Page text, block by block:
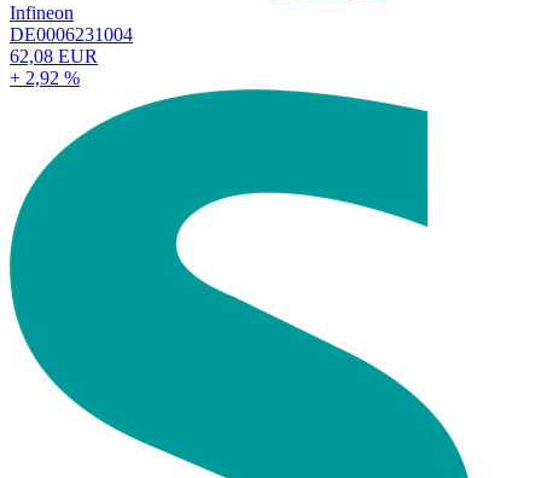
Infineon
DE0006231004
62,08 EUR
+ 2,92 %